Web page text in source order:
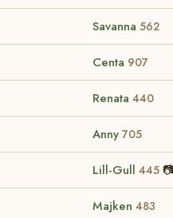
Savanna 562
Centa 907
Renata 440
Anny 705
Lill-Gull 445
Majken 483